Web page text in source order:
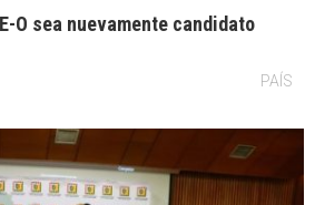
O sea nuevamente candidato
PAÍS